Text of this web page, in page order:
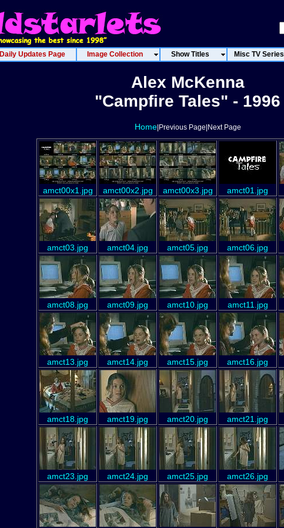
Daily Updates Page Image Collection Show Titles Misc TV Series
Alex McKenna
"Campfire Tales" - 1996
Home|Previous Page|Next Page
amct00x1.jpg amct00x2.jpg amct00x3.jpg amct01.jpg
amct03.jpg amct04.jpg amct05.jpg amct06.jpg
amct08.jpg amct09.jpg amct10.jpg amct11.jpg
amct13.jpg amct14.jpg amct15.jpg amct16.jpg
amct18.jpg amct19.jpg amct20.jpg amct21.jpg
amct23.jpg amct24.jpg amct25.jpg amct26.jpg